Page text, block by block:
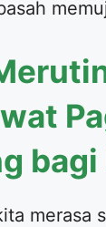
merasa